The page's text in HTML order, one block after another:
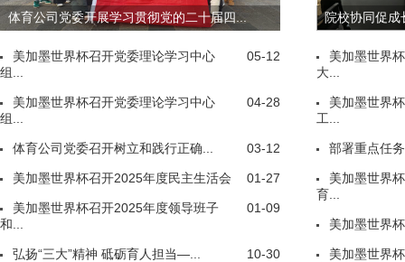
体育公司党委开展学习贯彻党的二十届四...
05-12
美加墨世界杯召开党委理论学习中心
组...
04-28
美加墨世界杯召开党委理论学习中心
组...
03-12
体育公司党委召开树立和践行正确...
01-27
美加墨世界杯召开2025年度民主生活会
01-09
美加墨世界杯召开2025年度领导班子
和...
10-30
弘扬“三大”精神 砥砺育人担当—...
院校协同促
美加墨世界
大...
美加墨世界
工...
部署重点任
美加墨世界
育...
美加墨世界
美加墨世界